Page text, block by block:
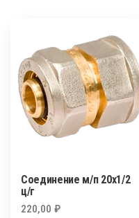
Соединение м/п 20х1/2
ц/г
220,00 ₽